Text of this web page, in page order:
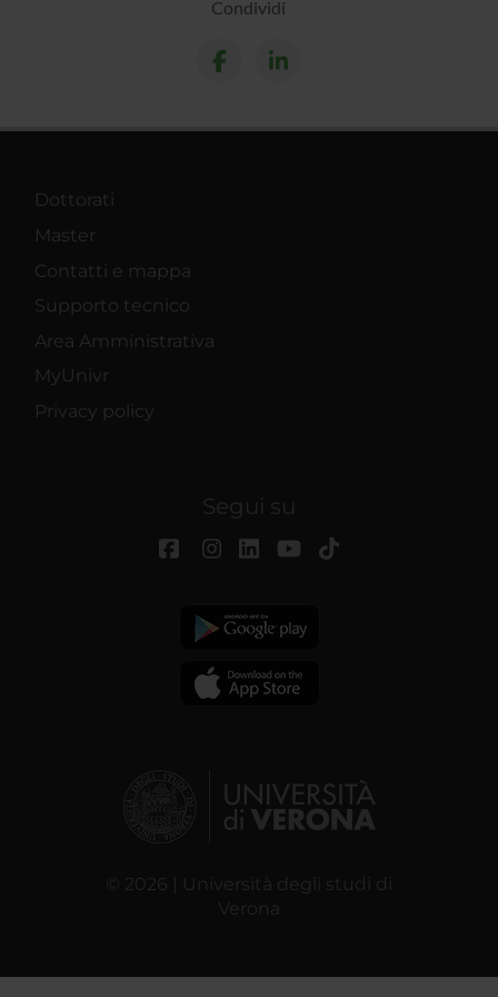
Condividi
Dottorati
Master
Contatti e mappa
Supporto tecnico
Area Amministrativa
MyUnivr
Privacy policy
Segui su
© 2026 | Università degli studi di
Verona